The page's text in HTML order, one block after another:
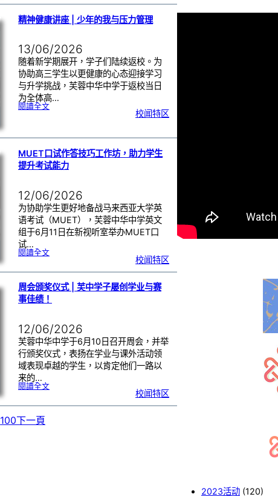
芙
教
育
展
|
学
方
向
，
规
划
未
来
蓝
图
精神健康讲座 | 少年的我与压力管理
13/06/2026
随着新学期展开，学子们陆续返校。为
协助高三学生以更健康的心态迎接学习
与升学挑战，芙蓉中华中学于返校当日
为全体高…
閱讀全文:精
|少
的
我
与
压
力
管
校闻特区
MUET口试作答技巧工作坊，助力学生
提升考试能力
12/06/2026
为协助学生更好地备战马来西亚大学英
语考试（MUET），芙蓉中华中学英文
组于6月11日在新视听室举办MUET口
试…
閱讀全文:M
口
作
答
技
巧
作
坊
学
生
提
升
考
试
能
力
校闻特区
周会颁奖仪式 | 芙中学子屡创学业与赛
事佳绩！
12/06/2026
芙蓉中华中学于6月10日召开周会，并举
行颁奖仪式，表扬在学业与课外活动领
域表现卓越的学生，以肯定他们一路以
来的…
閱讀全文:周
仪
校闻特区
100下一頁
2023活动 (120)